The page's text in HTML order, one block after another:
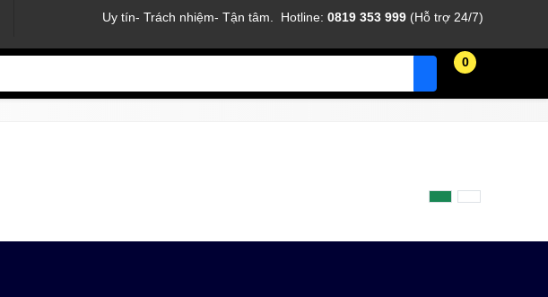
Uy tín- Trách nhiệm- Tận tâm. Hotline: 0819 353 999 (Hỗ trợ 24/7)
0